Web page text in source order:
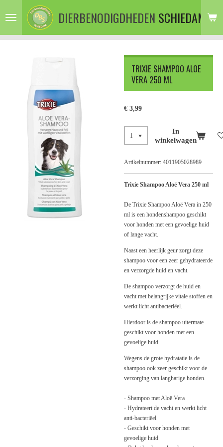
direct
de
DIERBENODIGDHEDEN SCHIEDAM
TRIXIE SHAMPOO ALOE
VERA 250 ML
€ 3,99
In
winkelwagen
Artikelnummer: 4011905028989
Trixie Shampoo Aloë Vera 250 ml
De Trixie Shampoo Aloë Vera in 250
ml is een hondenshampoo geschikt
voor honden met een gevoelige huid
of lange vacht.
Naast een heerlijk geur zorgt deze
shampoo voor een zeer gehydrateerde
en verzorgde huid en vacht.
De shampoo verzorgt de huid en
vacht met belangrijke vitale stoffen en
werkt licht antibacteriëel.
Hierdoor is de shampoo uitermate
geschikt voor honden met een
gevoelige huid.
Wegens de grote hydratatie is de
shampoo ook zeer geschikt voor de
verzorging van langharige honden.
- Shampoo met Aloë Vera
- Hydrateert de vacht en werkt licht
anti-bacteriëel
- Geschikt voor honden met
gevoelige huid